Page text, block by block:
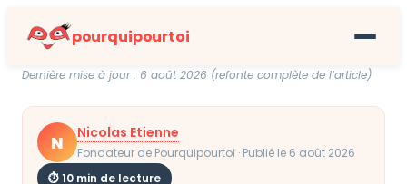
pourquipourtoi
Dernière mise à jour : 6 août 2026 (refonte complète de l’article)
N Nicolas Etienne
Fondateur de Pourquipourtoi · Publié le 6 août 2026
⏱ 10 min de lecture